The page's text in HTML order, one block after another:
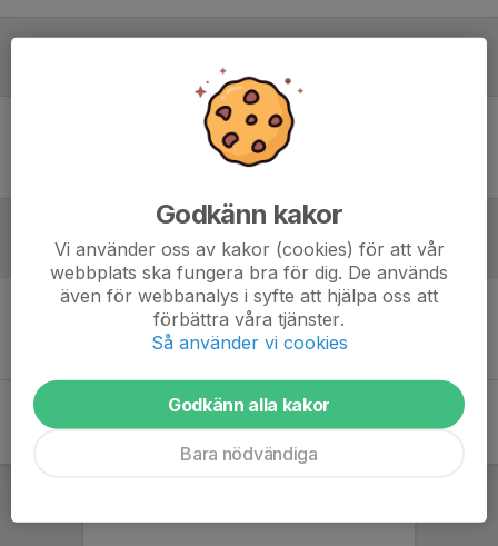
Ingen uppställning ifylld
Referat
Inget referat skrivet
Godkänn kakor
Vi använder oss av kakor (cookies) för att vår
webbplats ska fungera bra för dig. De används
även för webbanalys i syfte att hjälpa oss att
förbättra våra tjänster.
Så använder vi cookies
Godkänn alla kakor
Bara nödvändiga